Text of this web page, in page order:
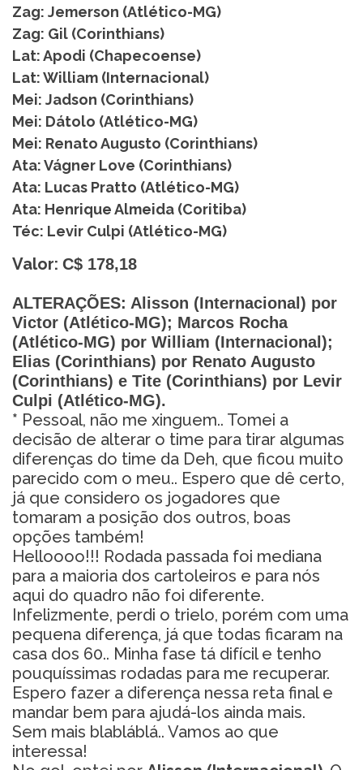
Zag: Jemerson (Atlético-MG)
Zag: Gil (Corinthians)
Lat: Apodi (Chapecoense)
Lat: William (Internacional)
Mei: Jadson (Corinthians)
Mei: Dátolo (Atlético-MG)
Mei: Renato Augusto (Corinthians)
Ata: Vágner Love (Corinthians)
Ata: Lucas Pratto (Atlético-MG)
Ata: Henrique Almeida (Coritiba)
Téc: Levir Culpi (Atlético-MG)
Valor: C$ 178,18
ALTERAÇÕES: Alisson (Internacional) por
Victor (Atlético-MG); Marcos Rocha
(Atlético-MG) por William (Internacional);
Elias (Corinthians) por Renato Augusto
(Corinthians) e Tite (Corinthians) por Levir
Culpi (Atlético-MG).
* Pessoal, não me xinguem.. Tomei a
decisão de alterar o time para tirar algumas
diferenças do time da Deh, que ficou muito
parecido com o meu.. Espero que dê certo,
já que considero os jogadores que
tomaram a posição dos outros, boas
opções também!
Helloooo!!! Rodada passada foi mediana
para a maioria dos cartoleiros e para nós
aqui do quadro não foi diferente.
Infelizmente, perdi o trielo, porém com uma
pequena diferença, já que todas ficaram na
casa dos 60.. Minha fase tá difícil e tenho
pouquíssimas rodadas para me recuperar.
Espero fazer a diferença nessa reta final e
mandar bem para ajudá-los ainda mais.
Sem mais blabláblá.. Vamos ao que
interessa!